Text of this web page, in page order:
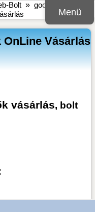
Menü
Bolt » goobay online bolt
Vásárlás
vásárlás, bolt